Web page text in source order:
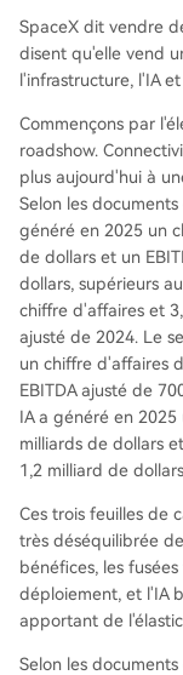
SpaceX dit vendre
disent qu'elle vend
l'infrastructure, l'IA
Commençons par
roadshow.
plus aujourd'hui à
Selon les
généré en 2025 un
de dollars et un
dollars, supérieurs
chiffre d'affaires et
ajusté de 2024. Le
un chiffre d'affaires
EBITDA ajusté de
IA a généré en
milliards de dollars
1,2 milliard de
Ces trois feuilles de
très déséquilibrée
bénéfices, les
déploiement, et l'IA
apportant de
Selon les